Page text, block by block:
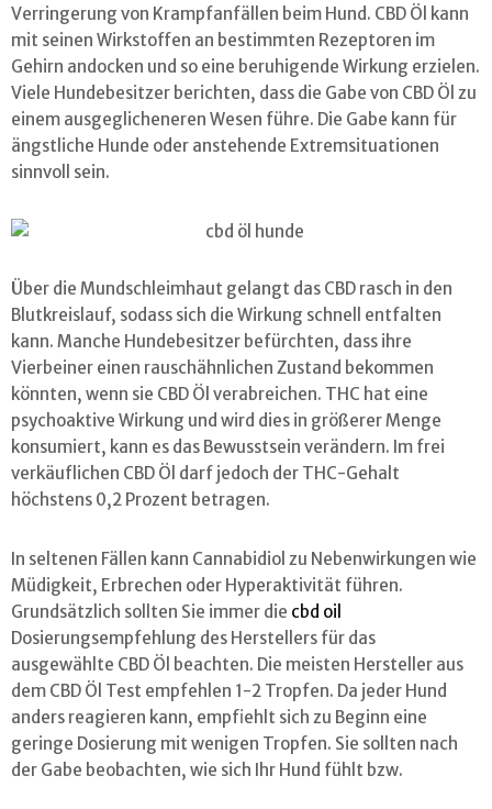
Verringerung von Krampfanfällen beim Hund. CBD Öl kann
mit seinen Wirkstoffen an bestimmten Rezeptoren im
Gehirn andocken und so eine beruhigende Wirkung erzielen.
Viele Hundebesitzer berichten, dass die Gabe von CBD Öl zu
einem ausgeglicheneren Wesen führe. Die Gabe kann für
ängstliche Hunde oder anstehende Extremsituationen
sinnvoll sein.
Über die Mundschleimhaut gelangt das CBD rasch in den
Blutkreislauf, sodass sich die Wirkung schnell entfalten
kann. Manche Hundebesitzer befürchten, dass ihre
Vierbeiner einen rauschähnlichen Zustand bekommen
könnten, wenn sie CBD Öl verabreichen. THC hat eine
psychoaktive Wirkung und wird dies in größerer Menge
konsumiert, kann es das Bewusstsein verändern. Im frei
verkäuflichen CBD Öl darf jedoch der THC-Gehalt
höchstens 0,2 Prozent betragen.
In seltenen Fällen kann Cannabidiol zu Nebenwirkungen wie
Müdigkeit, Erbrechen oder Hyperaktivität führen.
Grundsätzlich sollten Sie immer die cbd oil
Dosierungsempfehlung des Herstellers für das
ausgewählte CBD Öl beachten. Die meisten Hersteller aus
dem CBD Öl Test empfehlen 1-2 Tropfen. Da jeder Hund
anders reagieren kann, empfiehlt sich zu Beginn eine
geringe Dosierung mit wenigen Tropfen. Sie sollten nach
der Gabe beobachten, wie sich Ihr Hund fühlt bzw.